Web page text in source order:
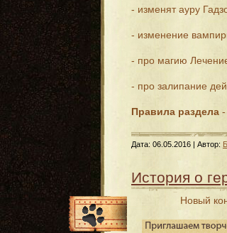
- изменят ауру
- изменение
- про магию
- про залипание
Правила раздела
Дата: 06.05.2016 | Автор:
История о
Новый